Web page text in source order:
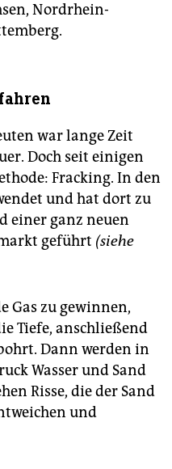
Nordrhein-
war lange Zeit
Doch seit einigen
Fracking. In den
und hat dort zu
einer ganz neuen
geführt (siehe
Gas zu gewinnen,
Tiefe, anschließend
Dann werden in
Wasser und Sand
Risse, die der Sand
und